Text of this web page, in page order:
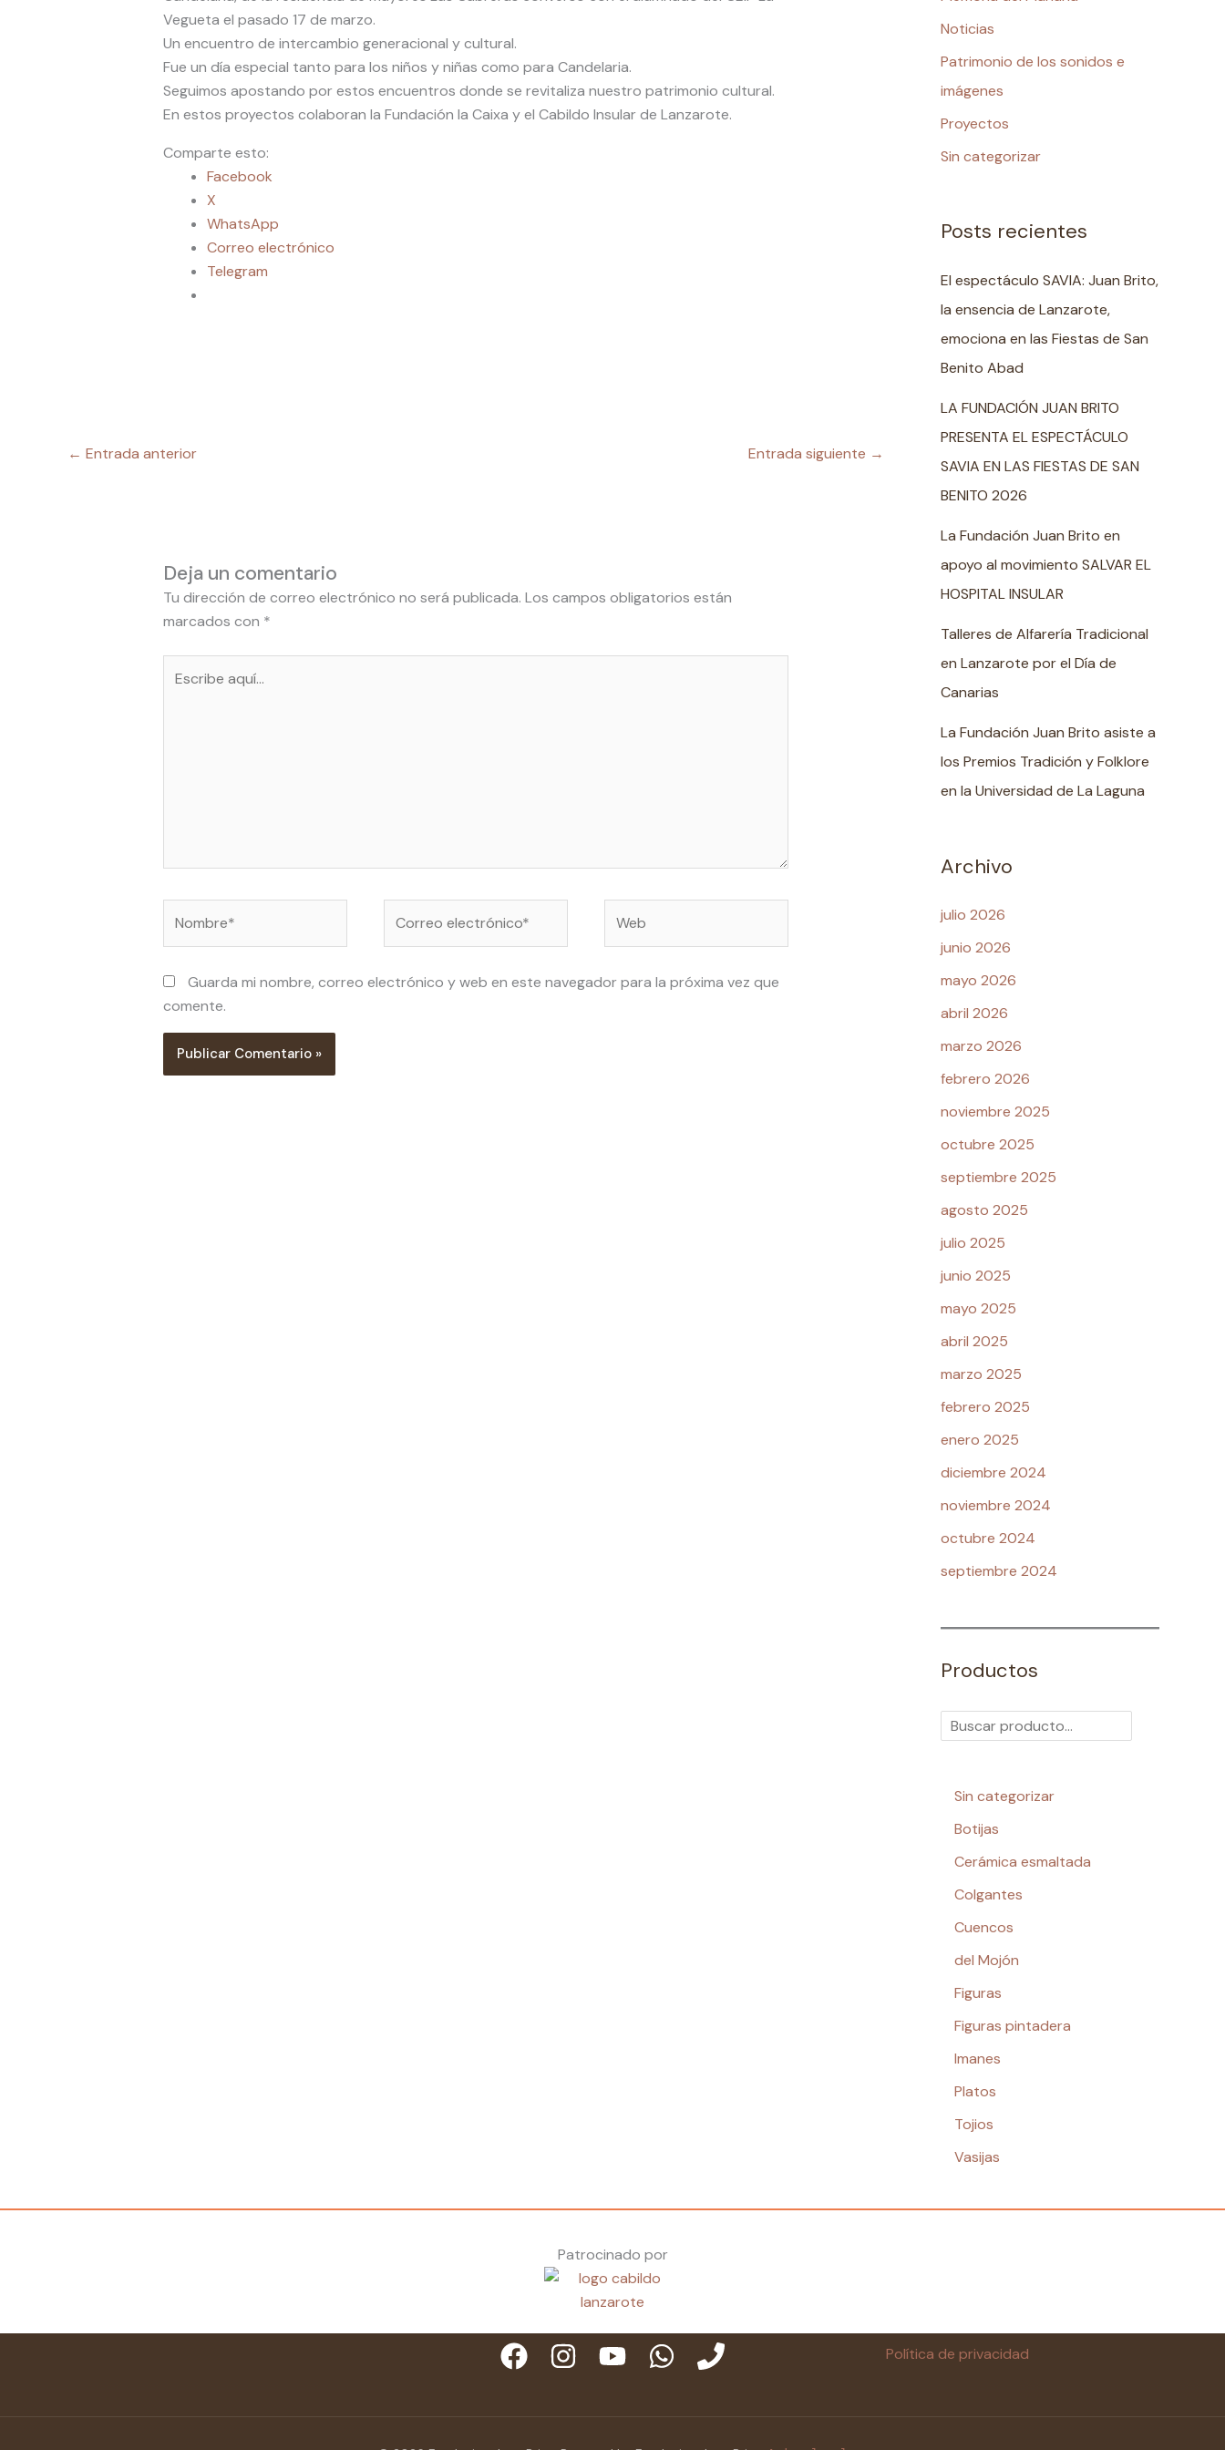
Vegueta el pasado 17 de marzo.
Un encuentro de intercambio generacional y cultural.
Fue un día especial tanto para los niños y niñas como para Candelaria.
Seguimos apostando por estos encuentros donde se revitaliza nuestro patrimonio cultural.
En estos proyectos colaboran la Fundación la Caixa y el Cabildo Insular de Lanzarote.
Comparte esto:
Facebook
X
WhatsApp
Correo electrónico
Telegram
← Entrada anterior Entrada siguiente →
Deja un comentario
Tu dirección de correo electrónico no será publicada. Los campos obligatorios están
marcados con *
aquí...
electrónico*
Guarda mi nombre, correo electrónico y web en este navegador para la próxima vez que
comente.
Noticias
Patrimonio de los sonidos e
imágenes
Proyectos
Sin categorizar
Posts recientes
El espectáculo SAVIA: Juan Brito,
la ensencia de Lanzarote,
emociona en las Fiestas de San
Benito Abad
LA FUNDACIÓN JUAN BRITO
PRESENTA EL ESPECTÁCULO
SAVIA EN LAS FIESTAS DE SAN
BENITO 2026
La Fundación Juan Brito en
apoyo al movimiento SALVAR EL
HOSPITAL INSULAR
Talleres de Alfarería Tradicional
en Lanzarote por el Día de
Canarias
La Fundación Juan Brito asiste a
los Premios Tradición y Folklore
en la Universidad de La Laguna
Archivo
julio 2026
junio 2026
mayo 2026
abril 2026
marzo 2026
febrero 2026
noviembre 2025
octubre 2025
septiembre 2025
agosto 2025
julio 2025
junio 2025
mayo 2025
abril 2025
marzo 2025
febrero 2025
enero 2025
diciembre 2024
noviembre 2024
octubre 2024
septiembre 2024
Productos
Sin categorizar
Botijas
Cerámica esmaltada
Colgantes
Cuencos
del Mojón
Figuras
Figuras pintadera
Imanes
Platos
Tojios
Vasijas
Patrocinado por
Política de privacidad